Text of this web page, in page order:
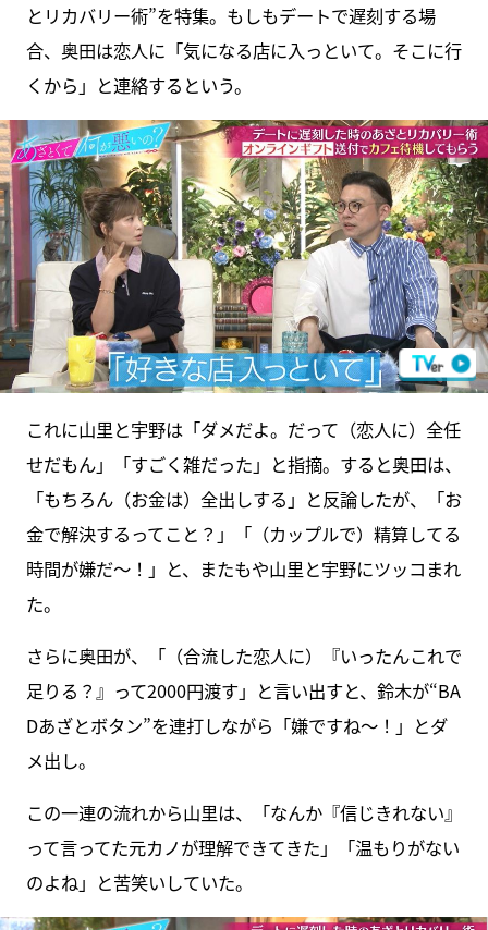
とリカバリー術”を特集。もしもデートで遅刻する場
合、奥田は恋人に「気になる店に入っといて。そこに行
くから」と連絡するという。
これに山里と宇野は「ダメだよ。だって（恋人に）全任
せだもん」「すごく雑だった」と指摘。すると奥田は、
「もちろん（お金は）全出しする」と反論したが、「お
金で解決するってこと？」「（カップルで）精算してる
時間が嫌だ～！」と、またもや山里と宇野にツッコまれ
た。
さらに奥田が、「（合流した恋人に）『いったんこれで
足りる？』って2000円渡す」と言い出すと、鈴木が“BA
Dあざとボタン”を連打しながら「嫌ですね～！」とダ
メ出し。
この一連の流れから山里は、「なんか『信じきれない』
って言ってた元カノが理解できてきた」「温もりがない
のよね」と苦笑いしていた。